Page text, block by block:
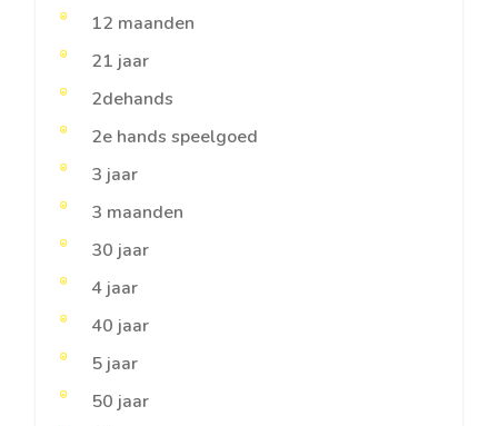
12 maanden
21 jaar
2dehands
2e hands speelgoed
3 jaar
3 maanden
30 jaar
4 jaar
40 jaar
5 jaar
50 jaar